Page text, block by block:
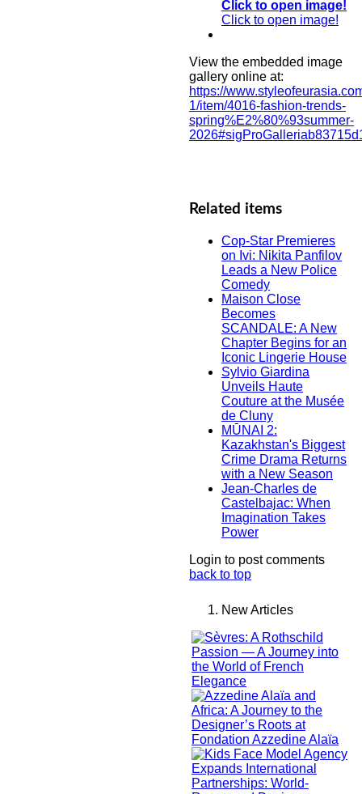
Click to open image!
Click to open image!
View the embedded image
gallery online at:
https://
1/item/4016-fashion-trends-
spring%E2%80%93summer-
Related items
Cop-Star Premieres
on Ivi: Nikita Panfilov
Leads a New Police
Comedy
Maison Close
Becomes
SCANDALE: A New
Chapter Begins for an
Iconic Lingerie House
Sylvio Giardina
Unveils Haute
Couture at the Musée
de Cluny
MŪNAI 2:
Kazakhstan's Biggest
Crime Drama Returns
with a New Season
Jean-Charles de
Castelbajac: When
Imagination Takes
Power
Login to post comments
back to top
New Articles